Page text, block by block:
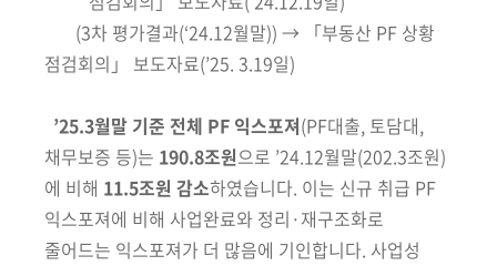
(3차 평가결과(‘24.12월말)) →
「부동산 PF 상황
점검회의」 보도자료(’25. 3.19일)
’25.3월말 기준 전체 PF 익스포져(PF대출, 토담대,
채무보증 등)는 190.8조원으로 ’24.12월말(202.3조원)
에 비해 11.5조원 감소하였습니다. 이는 신규 취급 PF
익스포져에 비해 사업완료와 정리·재구조화로
줄어드는 익스포져가 더 많음에 기인합니다. 사업성